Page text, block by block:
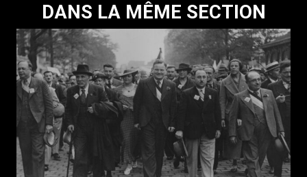
DANS LA MÊME SECTION